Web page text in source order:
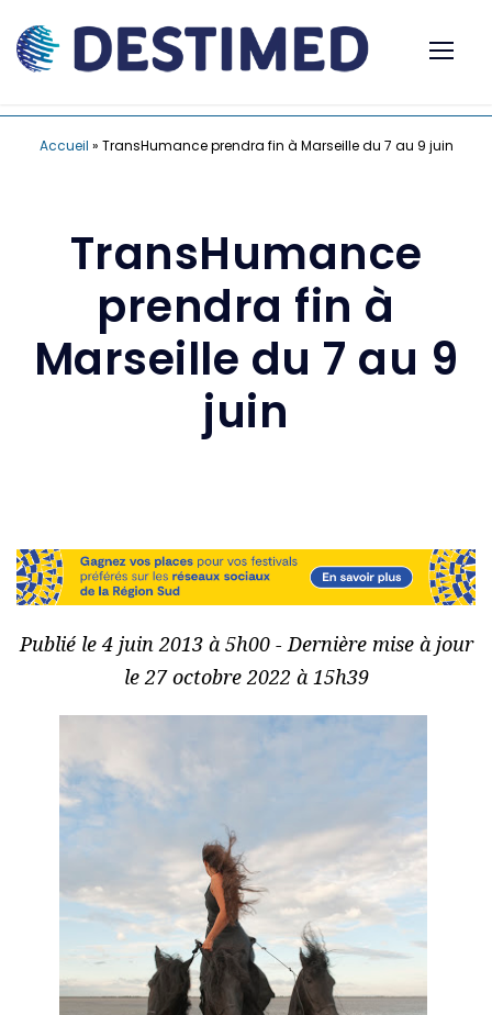
Accueil » TransHumance prendra fin à Marseille du 7 au 9 juin
TransHumance
prendra fin à
Marseille du 7 au 9
juin
Publié le 4 juin 2013 à 5h00 - Dernière mise à jour
le 27 octobre 2022 à 15h39